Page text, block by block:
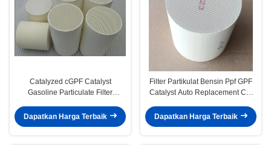
Catalyzed cGPF Catalyst
Gasoline Particulate Filter
Dapatkan Harga Terbaik
Filter Partikulat Bensin Ppf GPF
Catalyst Auto Replacement Car
Dapatkan Harga Terbaik